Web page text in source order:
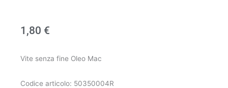
1,80 €
Vite senza fine Oleo Mac
Codice articolo: 50350004R